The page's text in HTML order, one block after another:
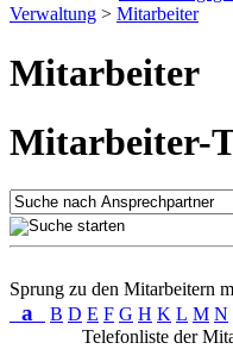
Verwaltung > Mitarbeiter
Mitarbeiter
Mitarbeiter-
Sprung zu den Mitarbeitern
a B D E F G H K L M N
Telefonliste der